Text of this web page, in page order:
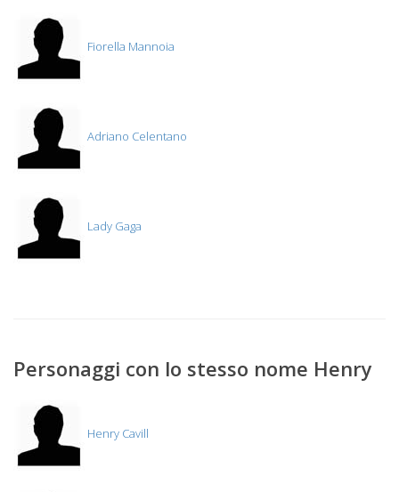
Fiorella Mannoia
Adriano Celentano
Lady Gaga
Personaggi con lo stesso nome Henry
Henry Cavill